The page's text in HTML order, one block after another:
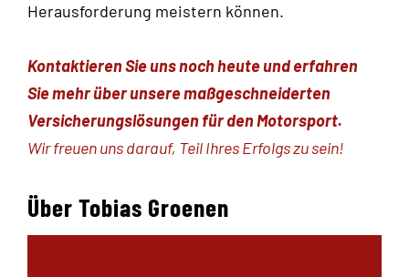
Herausforderung meistern können.
Kontaktieren Sie uns noch heute und erfahren
Sie mehr über unsere maßgeschneiderten
Versicherungslösungen für den Motorsport.
Wir freuen uns darauf, Teil Ihres Erfolgs zu sein!
Über Tobias Groenen